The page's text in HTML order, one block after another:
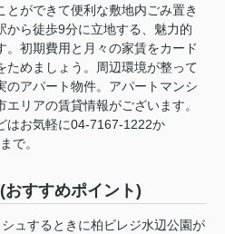
とができて便利な敷地内ごみ置き
から徒歩9分に立地する、魅力的
。初期費用と月々の家賃をカード
ためましょう。周辺環境が整って
のアパート物件。アパートマンシ
リアの賃貸情報がございます。
はお気軽に04-7167-1222か
で。
すすめポイント)
ュするときに柏ビレジ水辺公園が